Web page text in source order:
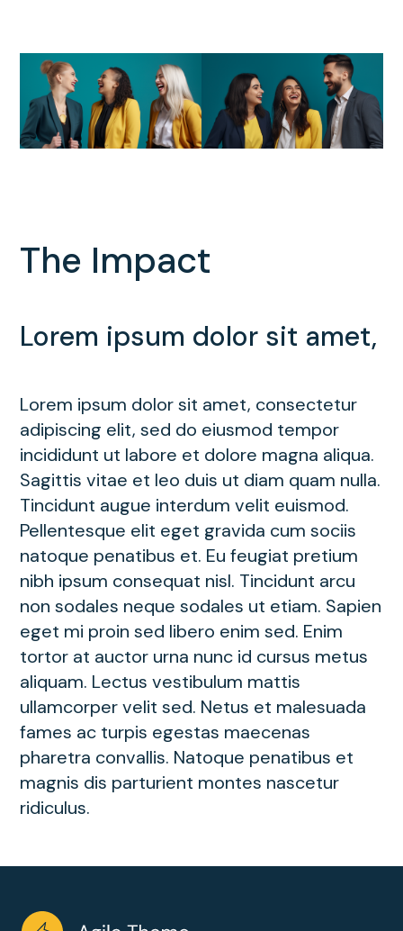
The Impact
Lorem ipsum dolor sit amet,
Lorem ipsum dolor sit amet, consectetur
adipiscing elit, sed do eiusmod tempor
incididunt ut labore et dolore magna aliqua.
Sagittis vitae et leo duis ut diam quam nulla.
Tincidunt augue interdum velit euismod.
Pellentesque elit eget gravida cum sociis
natoque penatibus et. Eu feugiat pretium
nibh ipsum consequat nisl. Tincidunt arcu
non sodales neque sodales ut etiam. Sapien
eget mi proin sed libero enim sed. Enim
tortor at auctor urna nunc id cursus metus
aliquam. Lectus vestibulum mattis
ullamcorper velit sed. Netus et malesuada
fames ac turpis egestas maecenas
pharetra convallis. Natoque penatibus et
magnis dis parturient montes nascetur
ridiculus.